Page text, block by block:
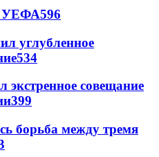
УЕФА596
углубленное
534
совещание
399
борьба между тремя